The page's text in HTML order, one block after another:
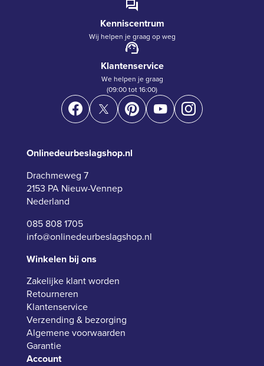
Kenniscentrum
Wij helpen je graag op weg
Klantenservice
We helpen je graag
(09:00 tot 16:00)
Onlinedeurbeslagshop.nl
Drachmeweg 7
2153 PA Nieuw-Vennep
Nederland
085 808 1705
info@onlinedeurbeslagshop.nl
Winkelen bij ons
Zakelijke klant worden
Retourneren
Klantenservice
Verzending & bezorging
Algemene voorwaarden
Garantie
Account